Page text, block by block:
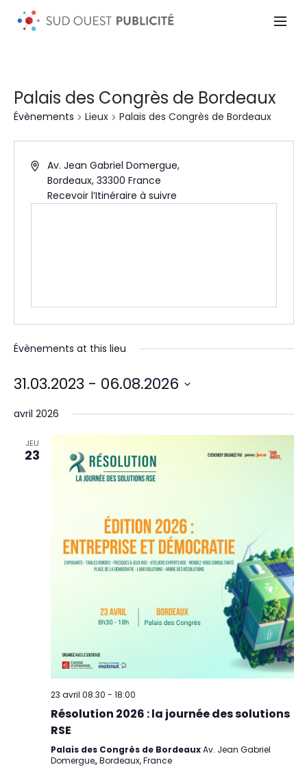
Palais des Congrès de Bordeaux
Évènements Lieux Palais des Congrès de Bordeaux
Av. Jean Gabriel Domergue,
Bordeaux, 33300 France
Recevoir l’Itinéraire à suivre
Évènements at this lieu
31.03.2023 - 06.08.2026
une
date.
avril 2026
JEU
23
23 avril 08:30 - 18:00
Résolution 2026 : la journée des solutions
RSE
Palais des Congrès de BordeauxAv. Jean Gabriel
Domergue,, Bordeaux, France